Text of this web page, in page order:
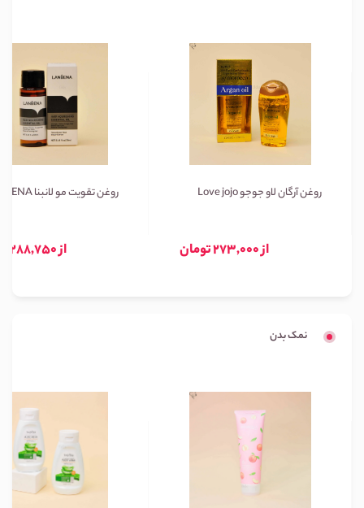
روغن آرگان لاو جوجو Love jojo
از 273,000 تومان
روغن تقویت مو لانبنا LANBENA
از 288,750 تومان
نمک بدن